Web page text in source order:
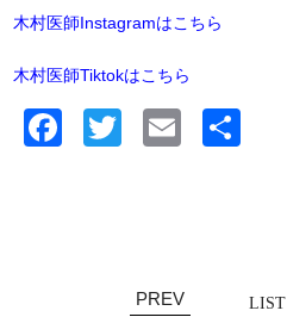
木村医師Instagramはこちら
木村医師Tiktokはこちら
Facebook
TwitterEmail
PREV LIST